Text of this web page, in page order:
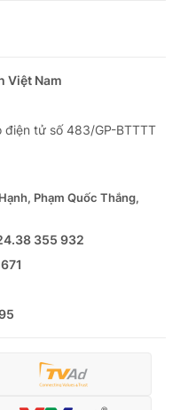
Việt Nam
tử số 483/GP-BTTTT
Phạm Quốc Thắng,
355 932